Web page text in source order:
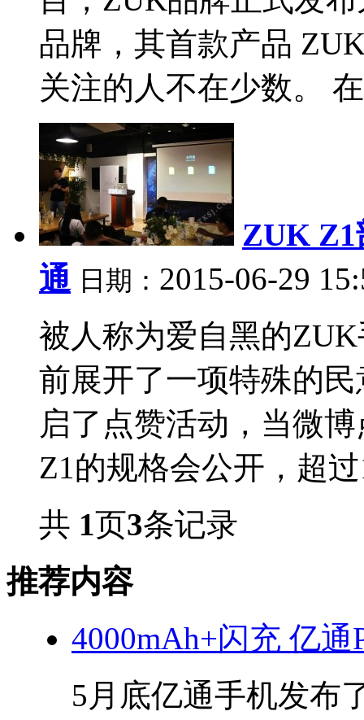
品牌，其首款产品
关注的人不在少数。
ZUK Z1
通 日期： 2015-06-29
被人称为爱自黑的
前展开了一项特殊的
启了点赞活动，当微
Z1的规格会公开，超
共 1页3条记录
推荐内容
4000mAh+闪充 亿通
5月底亿通手机发布